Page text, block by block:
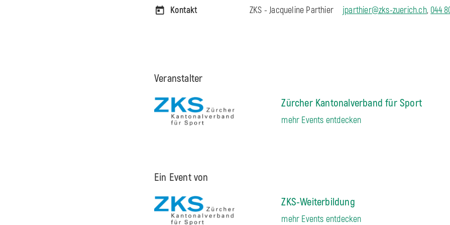
Kontakt ZKS - Jacqueline Parthier jparthier@zks-zuerich.ch, 044
Veranstalter
Zürcher Kantonalverband für Sport
mehr Events entdecken
Ein Event von
ZKS-Weiterbildung
mehr Events entdecken